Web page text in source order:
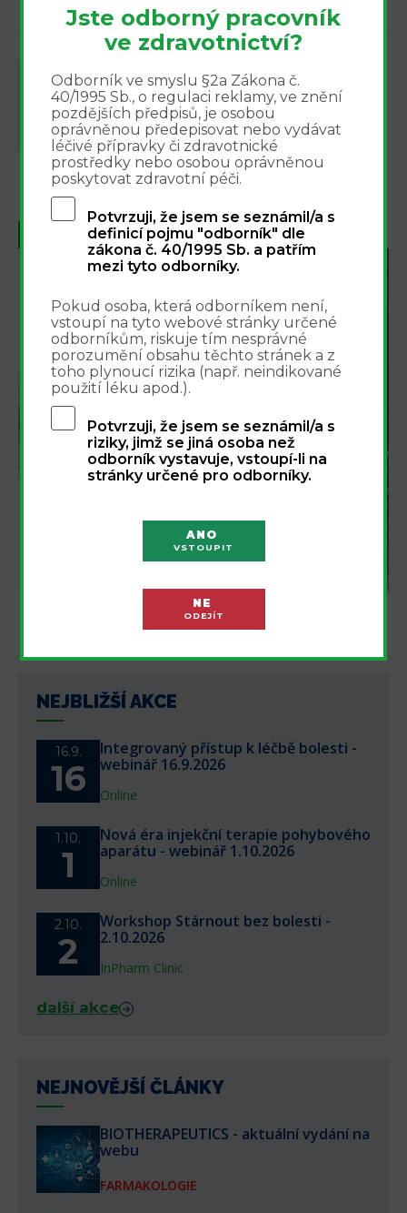
kojení. Vzhledem k nedostatečné
činnosti svěrače žaludku se
2.10.2007
Vialong: profil doplňku
stravy
Pocit únavy je přirozenou výzvou
organismu k odpočinku a
regeneraci. Nesprávná
životospráva, každodenní stres,
život ve spěchu, nevhodná dieta se
s přibývajícím věkem začíná
výrazně podepisovat na z...
více
DALŠÍ POSLEDNÍ
léčbě bolesti - webinář
16.9.2026
NEJBLIŽŠÍ AKCE
16.9.
16
Integrovaný přístup k léčbě bolesti -
webinář 16.9.2026
Online
1.10.
1
Nová éra injekční terapie pohybového
aparátu - webinář 1.10.2026
Online
2.10.
2
Workshop Stárnout bez bolesti -
2.10.2026
InPharm Clinic
další akce
NEJNOVĚJŠÍ ČLÁNKY
BIOTHERAPEUTICS - aktuální vydání na
webu
FARMAKOLOGIE
Jste odborný pracovník
ve zdravotnictví?
Odborník ve smyslu §2a Zákona č.
40/1995 Sb., o regulaci reklamy, ve znění
pozdějších předpisů, je osobou
oprávněnou předepisovat nebo vydávat
léčivé přípravky či zdravotnické
prostředky nebo osobou oprávněnou
poskytovat zdravotní péči.
Potvrzuji, že jsem se seznámil/a s
definicí pojmu "odborník" dle
zákona č. 40/1995 Sb. a patřím
mezi tyto odborníky.
Pokud osoba, která odborníkem není,
vstoupí na tyto webové stránky určené
odborníkům, riskuje tím nesprávné
porozumění obsahu těchto stránek a z
toho plynoucí rizika (např. neindikované
použití léku apod.).
Potvrzuji, že jsem se seznámil/a s
riziky, jimž se jiná osoba než
odborník vystavuje, vstoupí-li na
stránky určené pro odborníky.
ANO
VSTOUPIT
NE
ODEJÍT